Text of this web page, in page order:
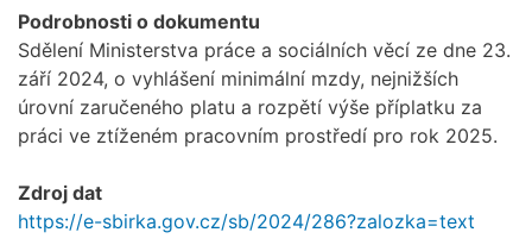
Podrobnosti o dokumentu
Sdělení Ministerstva práce a sociálních věcí ze dne 23.
září 2024, o vyhlášení minimální mzdy, nejnižších
úrovní zaručeného platu a rozpětí výše příplatku za
práci ve ztíženém pracovním prostředí pro rok 2025.
Zdroj dat
https://e-sbirka.gov.cz/sb/2024/286?zalozka=text